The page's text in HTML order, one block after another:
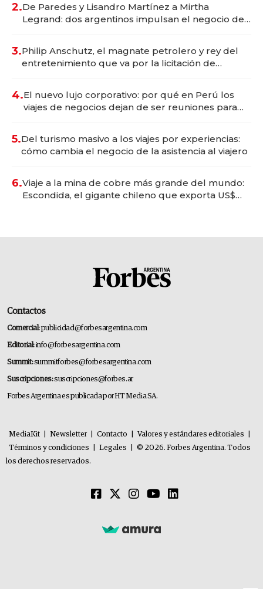
2.De Paredes y Lisandro Martínez a Mirtha
Legrand: dos argentinos impulsan el negocio del
3.Philip Anschutz, el magnate petrolero y rey del
entretenimiento que va por la licitación de
4.El nuevo lujo corporativo: por qué en Perú los
viajes de negocios dejan de ser reuniones para
5.Del turismo masivo a los viajes por experiencias:
cómo cambia el negocio de la asistencia al viajero
6.Viaje a la mina de cobre más grande del mundo:
Escondida, el gigante chileno que exporta US$
Contactos
Comercial:publicidad@forbesargentina.com
Editorial:info@forbesargentina.com
Summit:summitforbes@forbesargentina.com
Suscripciones:suscripciones@forbes.ar
Forbes Argentina es publicada por HT Media SA.
MediaKit Newsletter Contacto Valores y estándares editoriales
Términos y condiciones
Legales
© 2026. Forbes Argentina. Todos
los derechos reservados.